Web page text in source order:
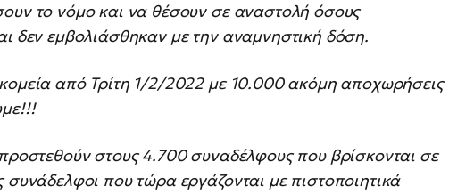
το νόμο και να θέσουν σε αναστολή όσους
δεν εμβολιάσθηκαν με την αναμνηστική δόση.
από Τρίτη 1/2/2022 με 10.000 ακόμη αποχωρήσεις
στους 4.700 συναδέλφους που βρίσκονται σε
που τώρα εργάζονται με πιστοποιητικά